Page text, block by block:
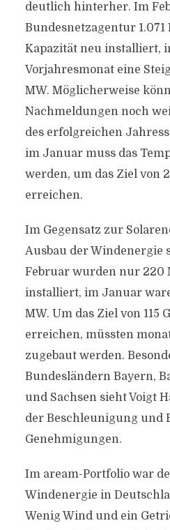
deutlich hinterher. Im
Bundesnetzagentur 1.071
Kapazität neu installiert,
Vorjahresmonat eine
MW. Möglicherweise
Nachmeldungen noch
des erfolgreichen
im Januar muss das
werden, um das Ziel von
erreichen.
Im Gegensatz zur
Ausbau der Windenergie
Februar wurden nur 220
installiert, im Januar
MW. Um das Ziel von 115
erreichen, müssten
zugebaut werden.
Bundesländern Bayern,
und Sachsen sieht Voigt
der Beschleunigung und
Genehmigungen.
Im aream-Portfolio war
Windenergie in
Wenig Wind und ein